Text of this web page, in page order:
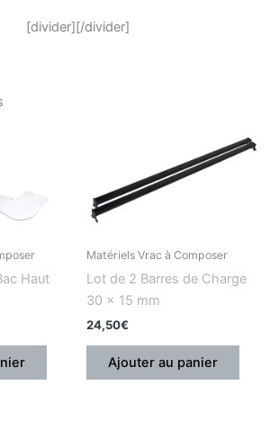
[divider][/divider]
Haut
Matériels Vrac à Composer
Lot de 2 Barres de Charge
30 x 15 mm
24,50€
Ajouter au panier